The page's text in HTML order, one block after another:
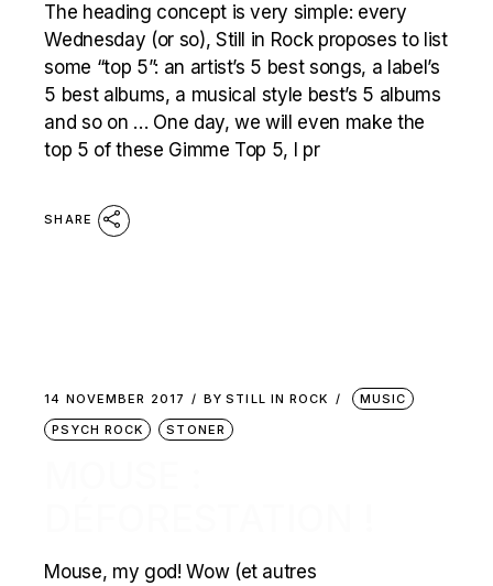
The heading concept is very simple: every
Wednesday (or so), Still in Rock proposes to list
some “top 5”: an artist’s 5 best songs, a label’s
5 best albums, a musical style best’s 5 albums
and so on … One day, we will even make the
top 5 of these Gimme Top 5, I pr
SHARE
14 NOVEMBER 2017 BY STILL IN ROCK
MUSIC
PSYCH ROCK
STONER
Mouse, my god! Wow (et autres